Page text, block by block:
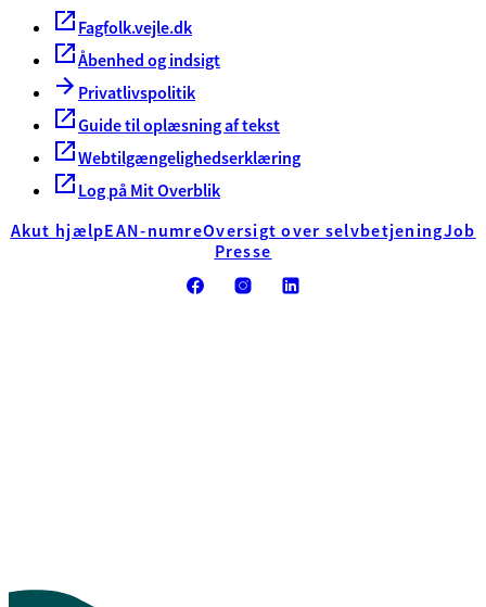
Fagfolk.vejle.dk
Åbenhed og indsigt
Privatlivspolitik
Guide til oplæsning af tekst
Webtilgængelighedserklæring
Log på Mit Overblik
Akut hjælpEAN-numreOversigt over selvbetjeningJob
Presse